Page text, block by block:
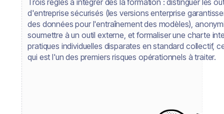
Trois règles à intégrer dès la formation : distinguer les
d'entreprise sécurisés (les versions enterprise
des données pour l'entraînement des modèles),
soumettre à un outil externe, et formaliser une charte
pratiques individuelles disparates en standard collectif,
qui est l'un des premiers risques opérationnels à traiter.